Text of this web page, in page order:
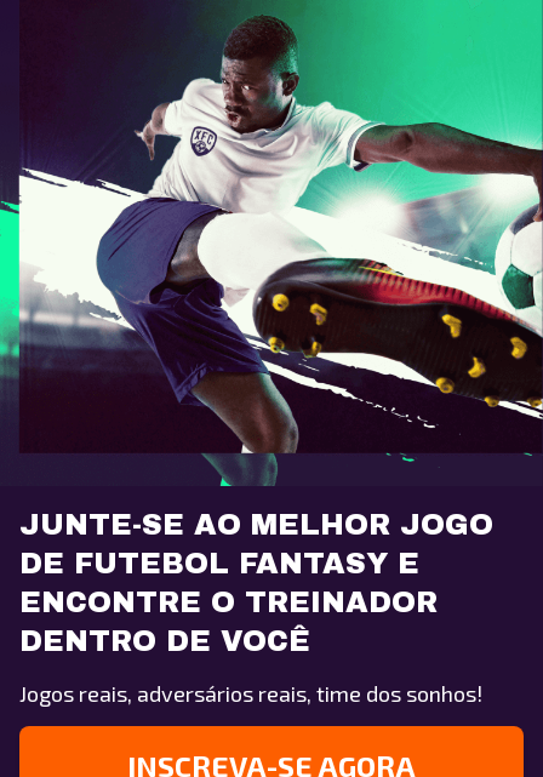
JUNTE-SE AO MELHOR JOGO
DE FUTEBOL FANTASY E
ENCONTRE O TREINADOR
DENTRO DE VOCÊ
Jogos reais, adversários reais, time dos sonhos!
INSCREVA-SE AGORA